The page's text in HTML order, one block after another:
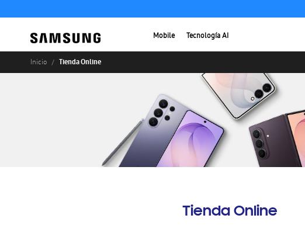
Mobile Tecnología AI
Inicio Tienda Online
Tienda Online